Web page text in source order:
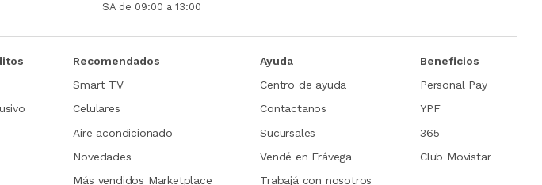
SA de 09:00 a 13:00
Recomendados
Smart TV
Celulares
Aire acondicionado
Novedades
Más vendidos Marketplace
Ayuda
Centro de ayuda
Contactanos
Sucursales
Vendé en Frávega
Trabajá con nosotros
Beneficios
Personal Pay
YPF
365
Club Movistar